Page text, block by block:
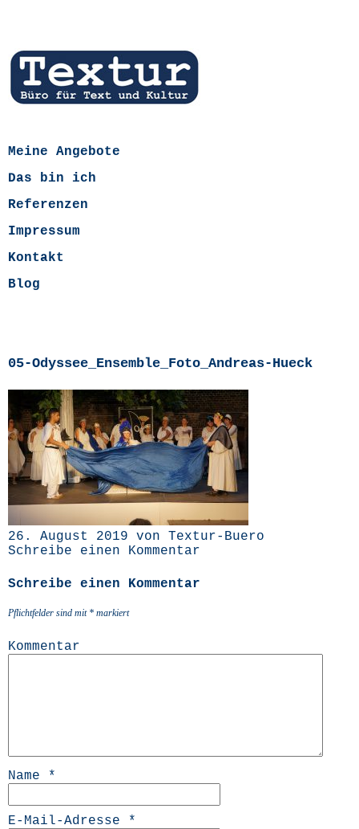
Meine Angebote
Das bin ich
Referenzen
Impressum
Kontakt
Blog
05-Odyssee_Ensemble_Foto_Andreas-Hueck
26. August 2019 von Textur-Buero
Schreibe einen Kommentar
Schreibe einen Kommentar
Pflichtfelder sind mit * markiert
Kommentar
Name *
E-Mail-Adresse *